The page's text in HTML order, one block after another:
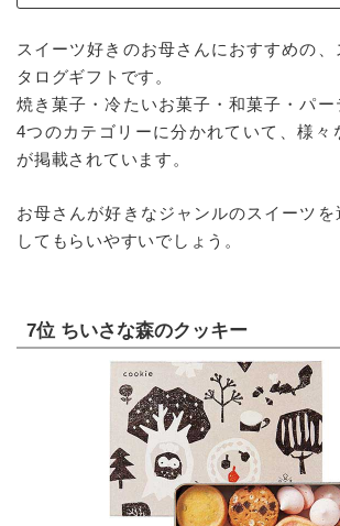
スイーツ好きのお母さんにおすすめの、
タログギフトです。
焼き菓子・冷たいお菓子・和菓子・パ
4つのカテゴリーに分かれていて、様々
が掲載されています。
お母さんが好きなジャンルのスイーツを
してもらいやすいでしょう。
7位 ちいさな森のクッキー